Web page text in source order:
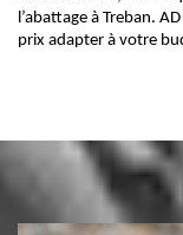
l’abattage à Treban.
prix adapter à votre